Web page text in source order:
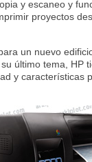
y escaneo y
proyectos
un nuevo
último tema, HP
y características